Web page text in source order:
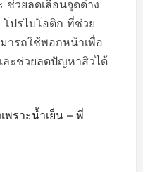
ช่วยลดเลือนจุดด่าง
ปรไบโอติก ที่ช่วย
ารถใช้พอกหน้าเพื่อ
ละช่วยลดปัญหาสิวได้
ราะน้ำเย็น – พี่